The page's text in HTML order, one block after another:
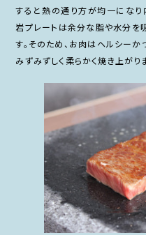
すると熱の通り方が均一になり
岩プレートは余分な脂や水分を
す。そのため、お肉はヘルシー
みずみずしく柔らかく焼き上がり